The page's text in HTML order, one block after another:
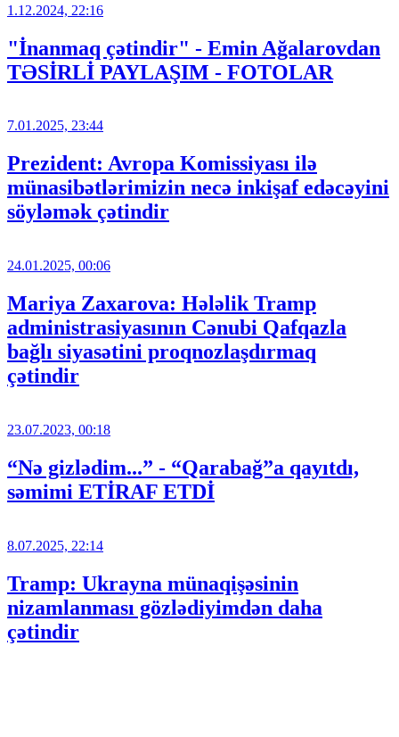
1.12.2024, 22:16
"İnanmaq çətindir" - Emin Ağalarovdan
TƏSİRLİ PAYLAŞIM - FOTOLAR
7.01.2025, 23:44
Prezident: Avropa Komissiyası ilə
münasibətlərimizin necə inkişaf edəcəyini
söyləmək çətindir
24.01.2025, 00:06
Mariya Zaxarova: Hələlik Tramp
administrasiyasının Cənubi Qafqazla
bağlı siyasətini proqnozlaşdırmaq
çətindir
23.07.2023, 00:18
“Nə gizlədim...” - “Qarabağ”a qayıtdı,
səmimi ETİRAF ETDİ
8.07.2025, 22:14
Tramp: Ukrayna münaqişəsinin
nizamlanması gözlədiyimdən daha
çətindir